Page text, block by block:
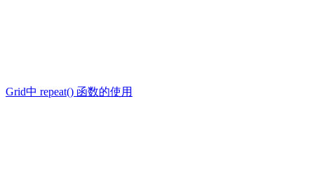
Grid中 repeat() 函数的使用